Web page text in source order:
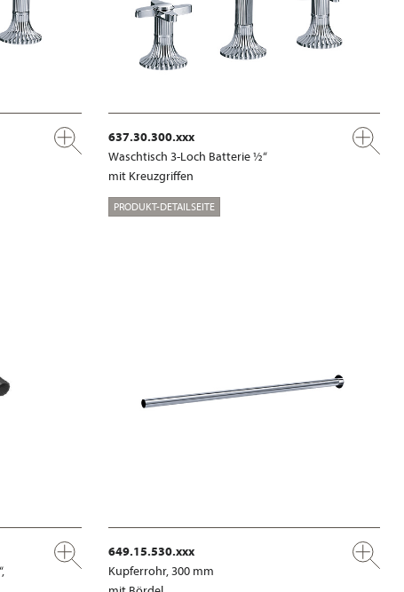
637.30.300.xxx
Waschtisch 3-Loch Batterie ½“
mit Kreuzgriffen
PRODUKT-DETAILSEITE
649.15.530.xxx
Kupferrohr, 300 mm